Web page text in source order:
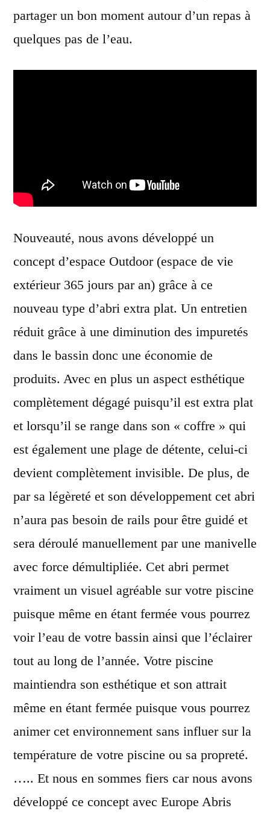
partager un bon moment autour d’un repas à
quelques pas de l’eau.
Nouveauté, nous avons développé un
concept d’espace Outdoor (espace de vie
extérieur 365 jours par an) grâce à ce
nouveau type d’abri extra plat. Un entretien
réduit grâce à une diminution des impuretés
dans le bassin donc une économie de
produits. Avec en plus un aspect esthétique
complètement dégagé puisqu’il est extra plat
et lorsqu’il se range dans son « coffre » qui
est également une plage de détente, celui-ci
devient complètement invisible. De plus, de
par sa légèreté et son développement cet abri
n’aura pas besoin de rails pour être guidé et
sera déroulé manuellement par une manivelle
avec force démultipliée. Cet abri permet
vraiment un visuel agréable sur votre piscine
puisque même en étant fermée vous pourrez
voir l’eau de votre bassin ainsi que l’éclairer
tout au long de l’année. Votre piscine
maintiendra son esthétique et son attrait
même en étant fermée puisque vous pourrez
animer cet environnement sans influer sur la
température de votre piscine ou sa propreté.
….. Et nous en sommes fiers car nous avons
développé ce concept avec Europe Abris